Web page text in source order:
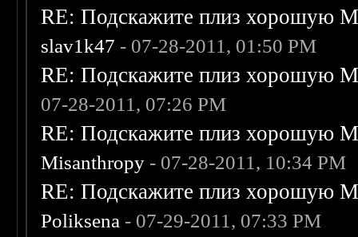
RE: Подскажите плиз хорошую
slav1k47 - 07-28-2011, 01:50 PM
RE: Подскажите плиз хорошую
07-28-2011, 07:26 PM
RE: Подскажите плиз хорошую
Misanthropy - 07-28-2011, 10:34 PM
RE: Подскажите плиз хорошую
Poliksena - 07-29-2011, 07:33 PM